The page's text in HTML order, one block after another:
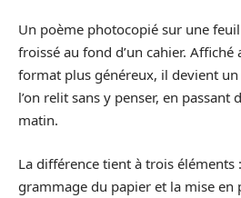
Un poème photocopié sur une
froissé au fond d’un cahier. Affiché
format plus généreux, il devient
l’on relit sans y penser, en passant
matin.
La différence tient à trois éléments
grammage du papier et la mise en